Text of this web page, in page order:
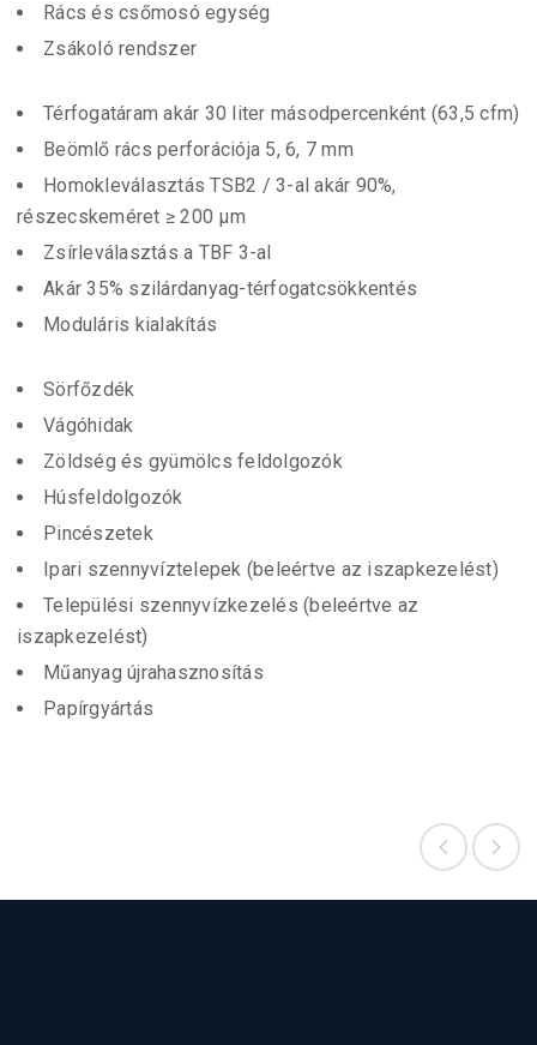
Rács és csőmosó egység
Zsákoló rendszer
Térfogatáram akár 30 liter másodpercenként (63,5 cfm)
Beömlő rács perforációja 5, 6, 7 mm
Homokleválasztás TSB2 / 3-al akár 90%,
részecskeméret ≥ 200 μm
Zsírleválasztás a TBF 3-al
Akár 35% szilárdanyag-térfogatcsökkentés
Moduláris kialakítás
Sörfőzdék
Vágóhidak
Zöldség és gyümölcs feldolgozók
Húsfeldolgozók
Pincészetek
Ipari szennyvíztelepek (beleértve az iszapkezelést)
Települési szennyvízkezelés (beleértve az
iszapkezelést)
Műanyag újrahasznosítás
Papírgyártás